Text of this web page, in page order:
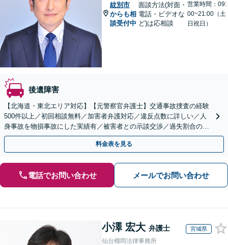
紋別市
からも相
談受付中
面談方法(対面・
電話・ビデオな
ど)は応相談
営業時間：09:
00~21:00（土
日祝日）
後遺障害
【北海道・東北エリア対応】【元警察官弁護士】交通事故捜査の経験
500件以上／初回相談無料／加害者弁護対応／違反点数に詳しい／人
身事故を物損事故にした実績有／被害者との示談交渉／過失割合の交
渉／弁護士費用特約／交通事故を起こしてしまった方／
料金表を見る
電話でお問い合わせ メールでお問い合わせ
小澤 宏大 弁護士 宮城県
仙台榴岡法律事務所